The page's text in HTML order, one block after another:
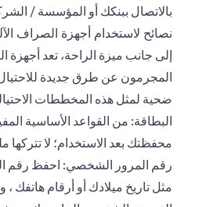
بالاتصال ببنكك أو المؤسسة /
نصائح لاستخدام أجهزة الصراف
إلى جانب ميزة الراحة، تعد أجهزة
المجرمون عن طرق جديدة
ضحية لمثل هذه المخططات
البطاقة: من القواعد الأساسية
محفظتك بعد الاستخدام؛ لا تتركها
رقم المرور الشخصي: احفظ رقم
مثل تاريخ ميلادك أو أرقام